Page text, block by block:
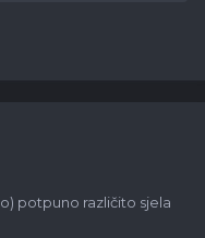
potpuno različito sjela